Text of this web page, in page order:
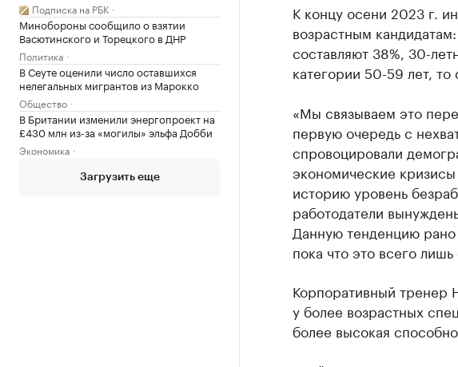
Подписка на РБК
Минобороны сообщило о взятии
Васютинского и Торецкого в ДНР
Политика
В Сеуте оценили число оставшихся
нелегальных мигрантов из Марокко
Общество
В Британии изменили энергопроект на
£430 млн из-за «могилы» эльфа Добби
Экономика
Загрузить еще
К концу осени 2023 г.
возрастным
составляют 38%, 30-
категории 50-59 лет,
«Мы связываем это
первую очередь с
спровоцировали
экономические
историю уровень
работодатели
Данную тенденцию
пока что это всего
Корпоративный тренер
у более возрастных
более высокая